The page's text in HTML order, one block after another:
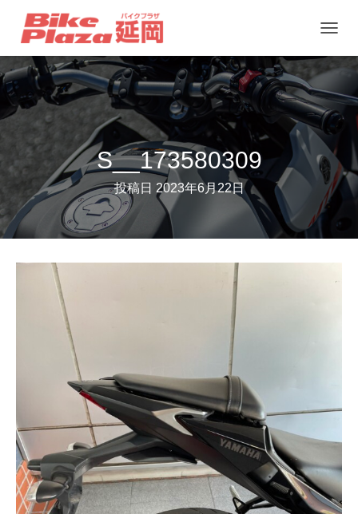
ビ
ー
シ
ョ
ン
を
り
え
S__173580309
投稿日 2023年6月22日